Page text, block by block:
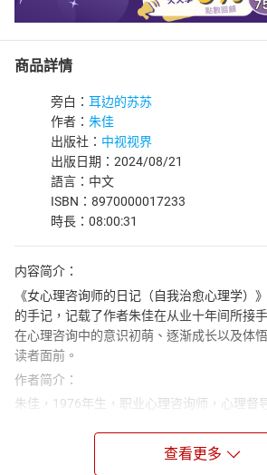
商品詳情
旁白： 耳边的苏苏
作者： 朱佳
出版社： 中视视界
出版日期：2024/08/21
語言：中文
ISBN：8970000017233
時長：08:00:31
内容简介：
《女心理咨询师的日记（自我治愈心理学）
的手记，记载了作者朱佳在从业十年间所接
在心理咨询中的意识初萌、逐渐成长以及体
读者面前。
作者简介：
朱佳，1976年生，职业心理咨询师，心理督
身为心理咨询行业翘楚，自称票友作家，曾
年》等畅销书，接受中央人民广播电台、《
查看更多